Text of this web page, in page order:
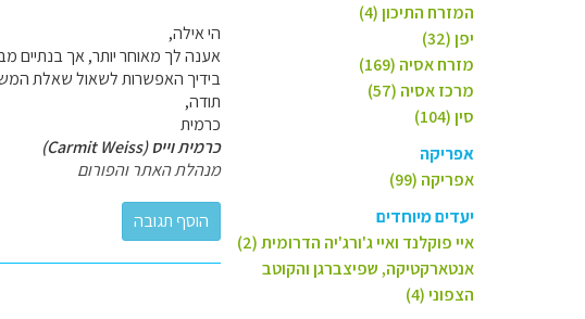
המזרח התיכון (4)
יפן (32)
מזרח אסיה (169)
מרכז אסיה (57)
סין (104)
אפריקה
אפריקה (99)
יעדים מיוחדים
איי פוקלנד ואיי ג'ורג'יה הדרומית (2)
אנטארקטיקה, שפיצברגן והקוטב
הצפוני (4)
הי אילה,
אענה לך מאוחר יותר, אך בנתיים
בידיך האפשרות לשאול שאלת
תודה,
כרמית
כרמית וייס (Carmit Weiss)
מנהלת האתר והפורום